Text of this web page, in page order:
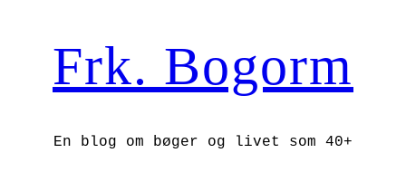
Frk. Bogorm
En blog om bøger og livet som 40+